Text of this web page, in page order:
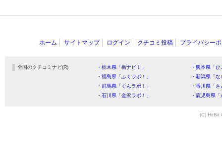
ホーム サイトマップ ログイン クチコミ投稿 プライバシー
全国のクチコミナビ(R) ・栃木県「栃ナビ！」
・熊本県「
・福島県「ふくラボ！」
・新潟県「
・群馬県「ぐんラボ！」
・香川県「
・石川県「金沢ラボ！」
・鹿児島県
(C) HitBit